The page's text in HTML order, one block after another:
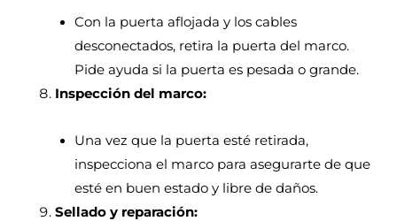
Con la puerta aflojada y los cables
desconectados, retira la puerta del marco.
Pide ayuda si la puerta es pesada o grande.
Inspección del marco:
Una vez que la puerta esté retirada,
inspecciona el marco para asegurarte de que
esté en buen estado y libre de daños.
Sellado y reparación: